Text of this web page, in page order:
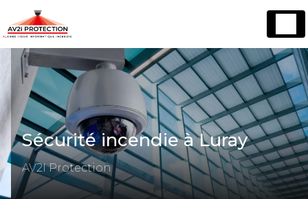
Sécurité incendie à Luray
AV2I Protection
Panneau de gestion des cookies